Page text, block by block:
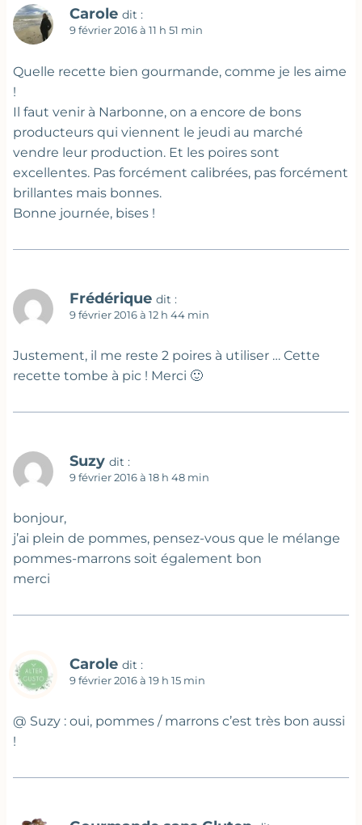
Carole dit :
9 février 2016 à 11 h 51 min
Quelle recette bien gourmande, comme je les aime
!
Il faut venir à Narbonne, on a encore de bons
producteurs qui viennent le jeudi au marché
vendre leur production. Et les poires sont
excellentes. Pas forcément calibrées, pas forcément
brillantes mais bonnes.
Bonne journée, bises !
Frédérique dit :
9 février 2016 à 12 h 44 min
Justement, il me reste 2 poires à utiliser … Cette
recette tombe à pic ! Merci 🙂
Suzy dit :
9 février 2016 à 18 h 48 min
bonjour,
j’ai plein de pommes, pensez-vous que le mélange
pommes-marrons soit également bon
merci
Carole dit :
9 février 2016 à 19 h 15 min
@ Suzy : oui, pommes / marrons c’est très bon aussi
!